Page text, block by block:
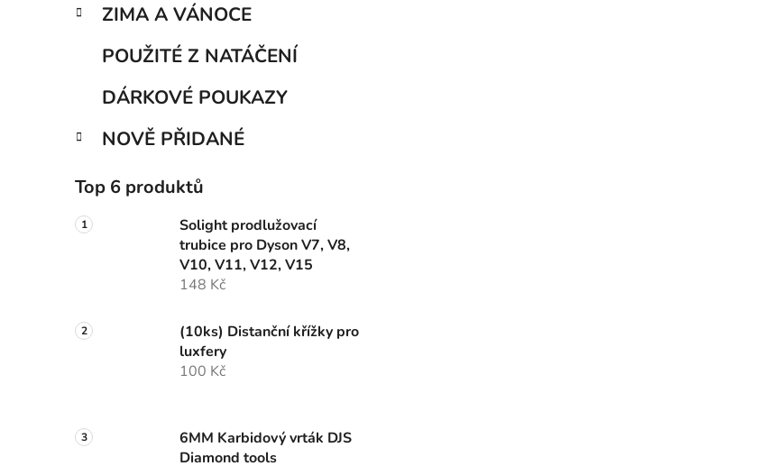
ZIMA A VÁNOCE
POUŽITÉ Z NATÁČENÍ
DÁRKOVÉ POUKAZY
NOVĚ PŘIDANÉ
Top 6 produktů
Solight prodlužovací
trubice pro Dyson V7, V8,
V10, V11, V12, V15
148 Kč
(10ks) Distanční křížky pro
luxfery
100 Kč
6MM Karbidový vrták DJS
Diamond tools